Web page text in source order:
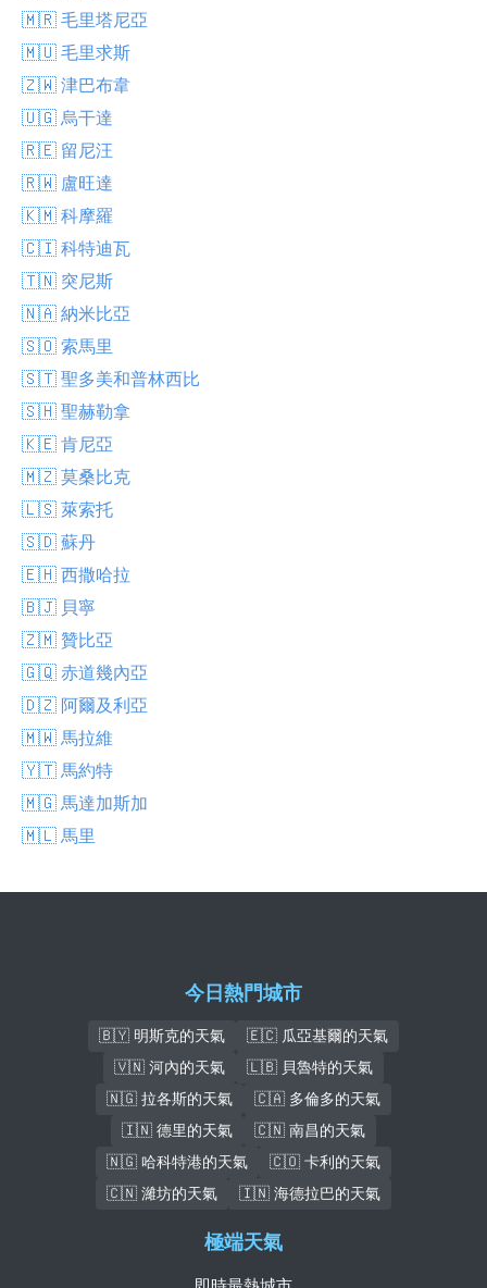
🇲🇷 毛里塔尼亞
🇲🇺 毛里求斯
🇿🇼 津巴布韋
🇺🇬 烏干達
🇷🇪 留尼汪
🇷🇼 盧旺達
🇰🇲 科摩羅
🇨🇮 科特迪瓦
🇹🇳 突尼斯
🇳🇦 納米比亞
🇸🇴 索馬里
🇸🇹 聖多美和普林西比
🇸🇭 聖赫勒拿
🇰🇪 肯尼亞
🇲🇿 莫桑比克
🇱🇸 萊索托
🇸🇩 蘇丹
🇪🇭 西撒哈拉
🇧🇯 貝寧
🇿🇲 贊比亞
🇬🇶 赤道幾內亞
🇩🇿 阿爾及利亞
🇲🇼 馬拉維
🇾🇹 馬約特
🇲🇬 馬達加斯加
🇲🇱 馬里
今日熱門城市
🇧🇾 明斯克的天氣
🇪🇨 瓜亞基爾的天氣
🇻🇳 河內的天氣
🇱🇧 貝魯特的天氣
🇳🇬 拉各斯的天氣
🇨🇦 多倫多的天氣
🇮🇳 德里的天氣
🇨🇳 南昌的天氣
🇳🇬 哈科特港的天氣
🇨🇴 卡利的天氣
🇨🇳 濰坊的天氣
🇮🇳 海德拉巴的天氣
極端天氣